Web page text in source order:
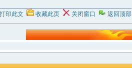
打印此文 收藏此页 关闭窗口 返回顶部